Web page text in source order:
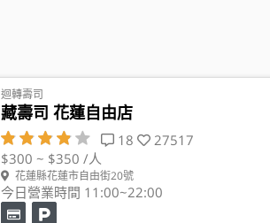
迴轉壽司
藏壽司 花蓮自由店
18
27517
$300 ~ $350 /人
花蓮縣花蓮市自由街20號
今日營業時間 11:00~22:00